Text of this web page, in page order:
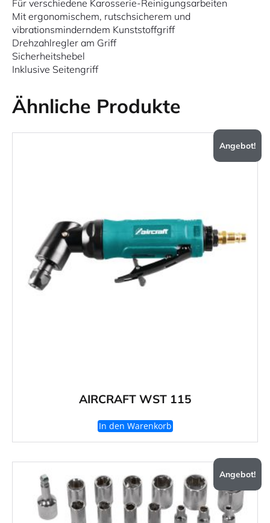
Für verschiedene Karosserie-Reinigungsarbeiten
Mit ergonomischem, rutschsicherem und
vibrationsminderndem Kunststoffgriff
Drehzahlregler am Griff
Sicherheitshebel
Inklusive Seitengriff
Ähnliche Produkte
Angebot!
AIRCRAFT WST 115
In den Warenkorb
Angebot!